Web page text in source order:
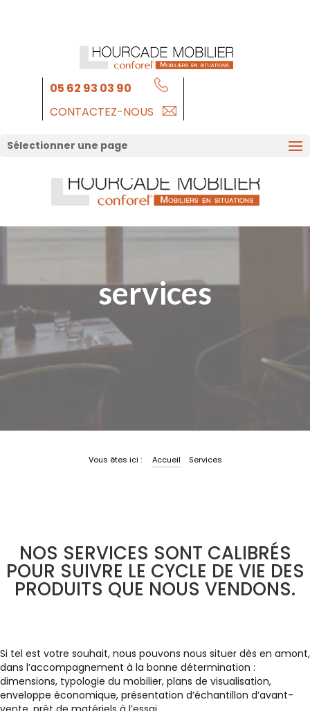
05 62 93 03 90
CONTACTEZ-NOUS
Sélectionner une page
services
|
Vous êtes ici : Accueil Services
NOS SERVICES SONT CALIBRÉS
POUR SUIVRE LE CYCLE DE VIE DES
PRODUITS QUE NOUS VENDONS.
Si tel est votre souhait, nous pouvons nous situer dès en amont,
dans l’accompagnement à la bonne détermination :
dimensions, typologie du mobilier, plans de visualisation,
enveloppe économique, présentation d’échantillon d’avant-